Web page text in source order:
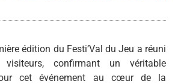
édition du Festi’Val du Jeu a réuni
confirmant un véritable
cet événement au cœur de la